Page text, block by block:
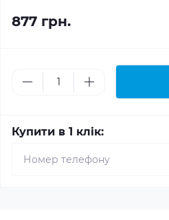
877 грн.
Купити в 1 клік: